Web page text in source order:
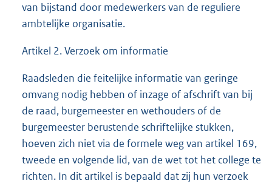
van bijstand door medewerkers van de reguliere
ambtelijke organisatie.
Artikel 2. Verzoek om informatie
Raadsleden die feitelijke informatie van geringe
omvang nodig hebben of inzage of afschrift van bij
de raad, burgemeester en wethouders of de
burgemeester berustende schriftelijke stukken,
hoeven zich niet via de formele weg van artikel 169,
tweede en volgende lid, van de wet tot het college te
richten. In dit artikel is bepaald dat zij hun verzoek